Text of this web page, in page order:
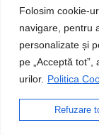
Folosim cookie-
navigare, pentru
personalizate și
pe „Acceptă
urilor. Politica
Refuzare